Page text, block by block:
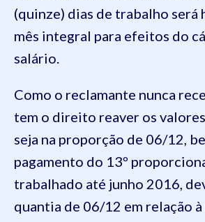
(quinze) dias de trabalho será
mês integral para efeitos do
salário.
Como o reclamante nunca
tem o direito reaver os
seja na proporção de 06/12,
pagamento do 13º
trabalhado até junho 2016,
quantia de 06/12 em relação